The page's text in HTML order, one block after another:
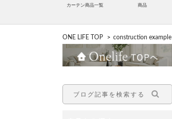
カーテン商品一覧 商品
ONE LIFE TOP > construction example